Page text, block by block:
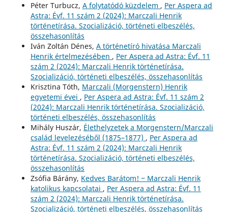
Péter Turbucz, A folytatódó küzdelem , Per Aspera ad
Astra: Évf. 11 szám 2 (2024): Marczali Henrik
történetírása. Szocializáció, történeti elbeszélés,
összehasonlítás
Iván Zoltán Dénes, A történetíró hivatása Marczali
Henrik értelmezésében , Per Aspera ad Astra: Évf. 11
szám 2 (2024): Marczali Henrik történetírása.
Szocializáció, történeti elbeszélés, összehasonlítás
Krisztina Tóth, Marczali (Morgenstern) Henrik
egyetemi évei , Per Aspera ad Astra: Évf. 11 szám 2
(2024): Marczali Henrik történetírása. Szocializáció,
történeti elbeszélés, összehasonlítás
Mihály Huszár, Élethelyzetek a Morgenstern/Marczali
család levelezéséből (1875–1877) , Per Aspera ad
Astra: Évf. 11 szám 2 (2024): Marczali Henrik
történetírása. Szocializáció, történeti elbeszélés,
összehasonlítás
Zsófia Bárány, Kedves Barátom! ‒ Marczali Henrik
katolikus kapcsolatai , Per Aspera ad Astra: Évf. 11
szám 2 (2024): Marczali Henrik történetírása.
Szocializáció, történeti elbeszélés, összehasonlítás